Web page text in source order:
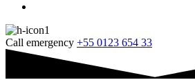
Call emergency +55 0123 654 33